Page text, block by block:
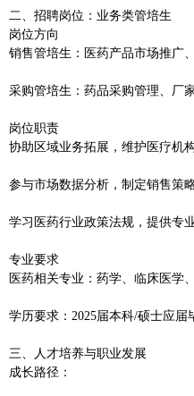
‌二、招聘岗位：业务类管培生‌
‌岗位方向‌
销售管培生‌：医药产品市场推广
采购管培生‌：药品采购管理、厂
‌岗位职责‌
协助区域业务拓展，维护医疗机
参与市场数据分析，制定销售策
学习医药行业政策法规，提供专
‌专业要求‌
医药相关专业‌：药学、临床医学
学历要求‌：2025届本科/硕士应届
‌三、人才培养与职业发展‌
‌成长路径‌：